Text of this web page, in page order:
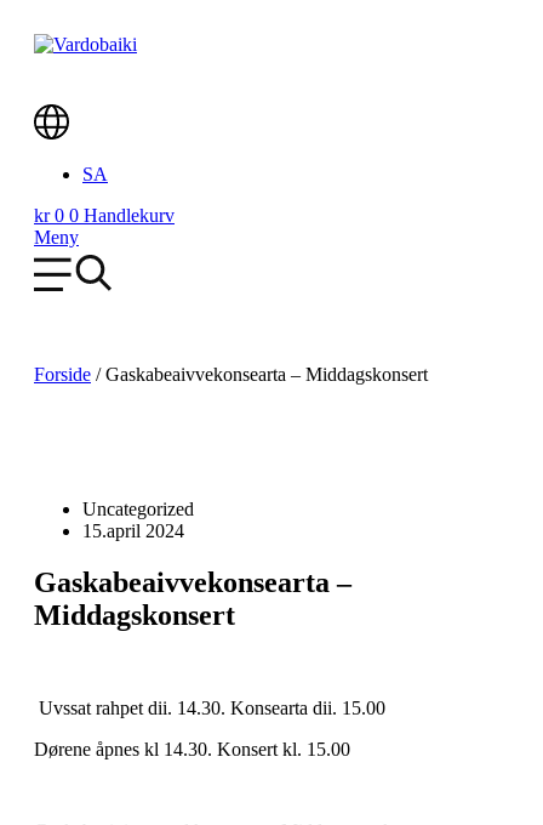
Main
SA
kr0 0 Handlekurv
Meny
Forside /Gaskabeaivvekonsearta – Middagskonsert
Uncategorized
15.april 2024
Gaskabeaivvekonsearta –
Middagskonsert
Uvssat rahpet dii. 14.30. Konsearta dii. 15.00
Dørene åpnes kl 14.30. Konsert kl. 15.00